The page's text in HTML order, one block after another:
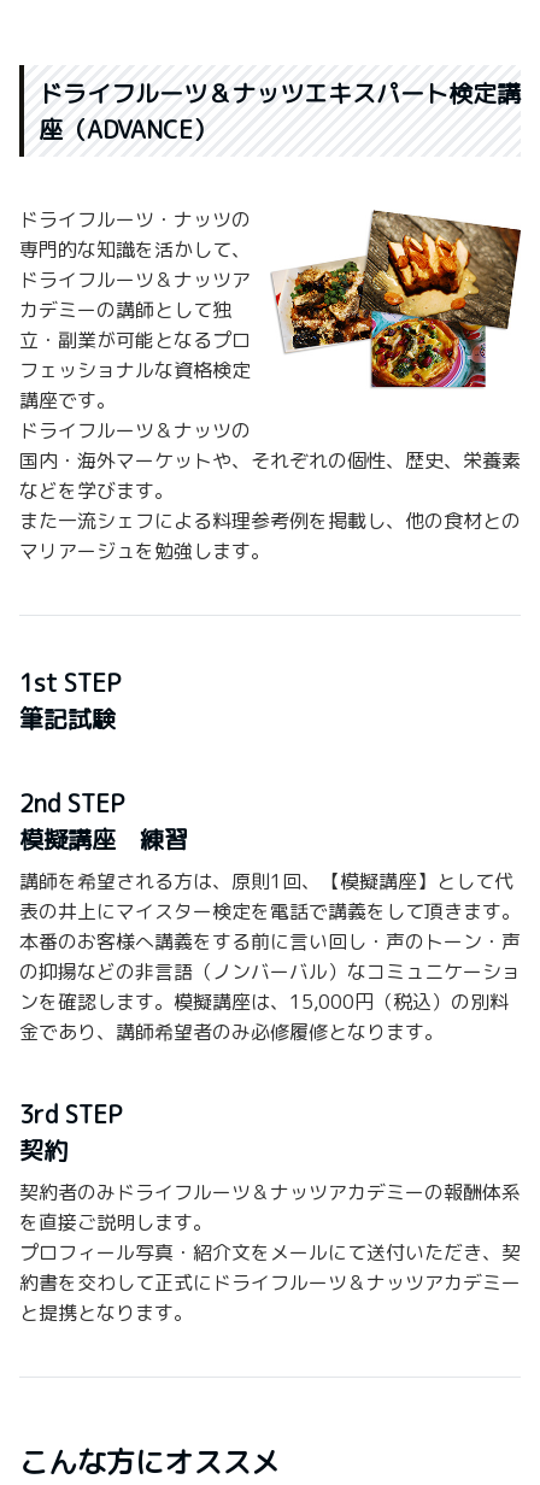
ドライフルーツ＆ナッツエキスパート検定講
座（ADVANCE）
ドライフルーツ・ナッツの
専門的な知識を活かして、
ドライフルーツ＆ナッツア
カデミーの講師として独
立・副業が可能となるプロ
フェッショナルな資格検定
講座です。
ドライフルーツ＆ナッツの
国内・海外マーケットや、それぞれの個性、歴史、栄養素
などを学びます。
また一流シェフによる料理参考例を掲載し、他の食材との
マリアージュを勉強します。
1st STEP
筆記試験
2nd STEP
模擬講座 練習
講師を希望される方は、原則1回、【模擬講座】として代
表の井上にマイスター検定を電話で講義をして頂きます。
本番のお客様へ講義をする前に言い回し・声のトーン・声
の抑揚などの非言語（ノンバーバル）なコミュニケーショ
ンを確認します。模擬講座は、15,000円（税込）の別料
金であり、講師希望者のみ必修履修となります。
3rd STEP
契約
契約者のみドライフルーツ＆ナッツアカデミーの報酬体系
を直接ご説明します。
プロフィール写真・紹介文をメールにて送付いただき、契
約書を交わして正式にドライフルーツ＆ナッツアカデミー
と提携となります。
こんな方にオススメ